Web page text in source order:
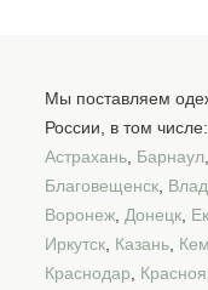
Мы поставляем
России, в том числе:
Астрахань Барнаул
Благовещенск
Воронеж Донецк
Иркутск Казань
Краснодар